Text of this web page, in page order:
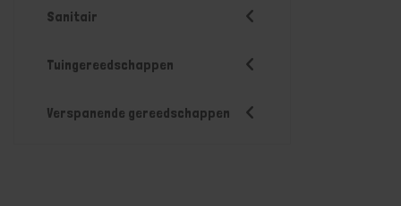
Sanitair
Tuingereedschappen
Verspanende gereedschappen